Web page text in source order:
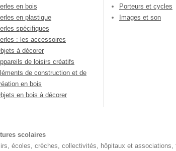
en bois
en plastique
spécifiques
: les accessoires
à décorer
de loisirs créatifs
de construction et de
en bois
en bois à décorer
Porteurs et cycles
Images et son
scolaires
écoles, crèches, collectivités, hôpitaux et associations,